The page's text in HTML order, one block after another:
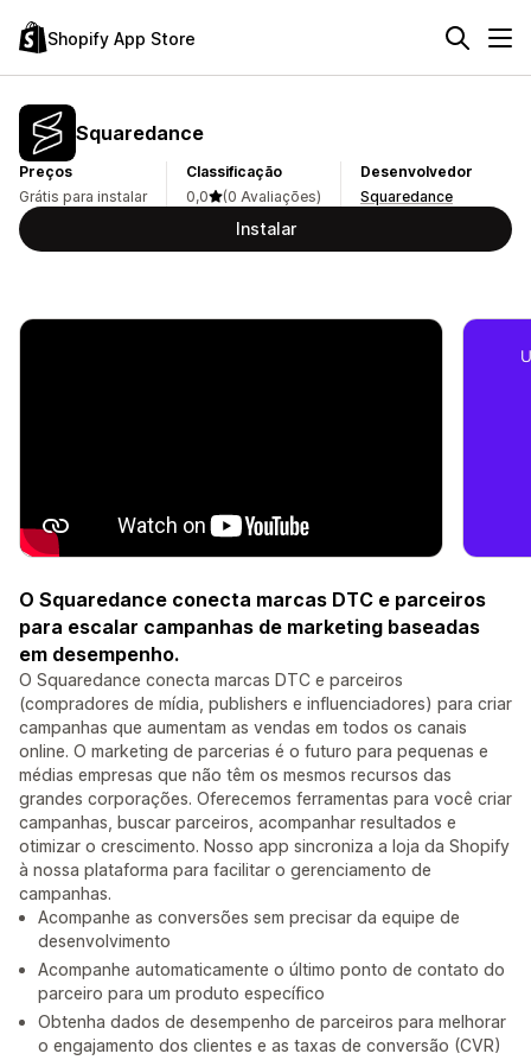
Shopify App Store
Squaredance
Preços
Grátis para instalar
Classificação
0,0
(0 Avaliações)
Desenvolvedor
Squaredance
Instalar
O Squaredance conecta marcas DTC e parceiros
para escalar campanhas de marketing baseadas
em desempenho.
O Squaredance conecta marcas DTC e parceiros
(compradores de mídia, publishers e influenciadores) para criar
campanhas que aumentam as vendas em todos os canais
online. O marketing de parcerias é o futuro para pequenas e
médias empresas que não têm os mesmos recursos das
grandes corporações. Oferecemos ferramentas para você criar
campanhas, buscar parceiros, acompanhar resultados e
otimizar o crescimento. Nosso app sincroniza a loja da Shopify
à nossa plataforma para facilitar o gerenciamento de
campanhas.
Acompanhe as conversões sem precisar da equipe de
desenvolvimento
Acompanhe automaticamente o último ponto de contato do
parceiro para um produto específico
Obtenha dados de desempenho de parceiros para melhorar
o engajamento dos clientes e as taxas de conversão (CVR)